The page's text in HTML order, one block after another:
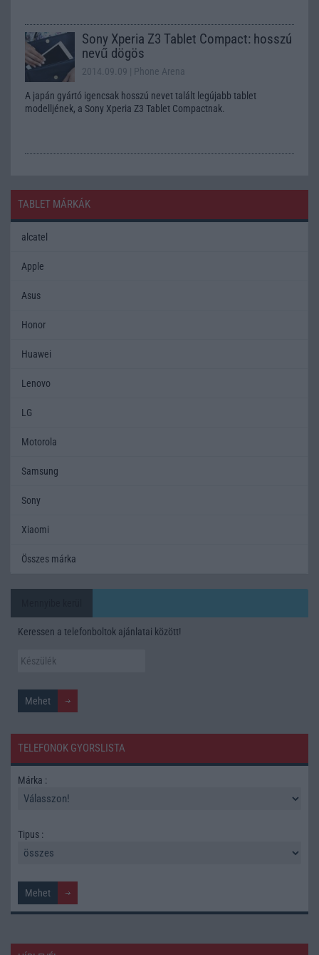
Sony Xperia Z3 Tablet Compact: hosszú
nevű dögös
2014.09.09 | Phone Arena
A japán gyártó igencsak hosszú nevet talált legújabb tablet
modelljének, a Sony Xperia Z3 Tablet Compactnak.
TABLET MÁRKÁK
alcatel
Apple
Asus
Honor
Huawei
Lenovo
LG
Motorola
Samsung
Sony
Xiaomi
Összes márka
Keressen a telefonboltok ajánlatai között!
TELEFONOK GYORSLISTA
Márka :
Tipus :